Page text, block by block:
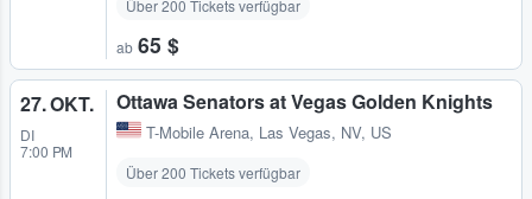
Über 200 Tickets verfügbar
ab 65 $
27. OKT.
DI
7:00 PM
Ottawa Senators at Vegas Golden Knights
T-Mobile Arena, Las Vegas, NV, US
Über 200 Tickets verfügbar